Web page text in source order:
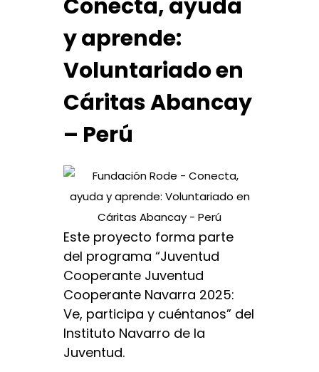
Conecta, ayuda
y aprende:
Voluntariado en
Cáritas Abancay
– Perú
Este proyecto forma parte
del programa “Juventud
Cooperante Juventud
Cooperante Navarra 2025:
Ve, participa y cuéntanos” del
Instituto Navarro de la
Juventud.